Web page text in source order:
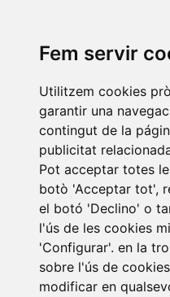
Fem servir
Utilitzem cookies
garantir una
contingut de la
publicitat
Pot acceptar totes
botò 'Acceptar tot',
el botó 'Declino' o
l'ús de les cookies
'Configurar'. en la
sobre l'ús de
modificar en
Newsletter
14/07/2026